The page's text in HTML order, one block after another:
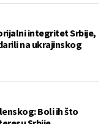
integritet Srbije,
na ukrajinskog
Boli ih što